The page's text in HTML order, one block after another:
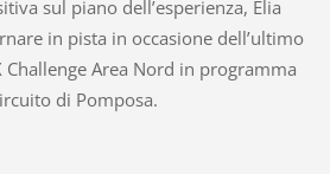
sul piano dell’esperienza, Elia
in pista in occasione dell’ultimo
Challenge Area Nord in programma
di Pomposa.